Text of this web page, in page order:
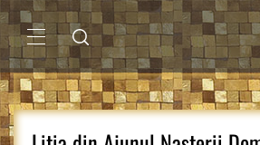
Sari
la
conținutMENIU
PRINCIPAL